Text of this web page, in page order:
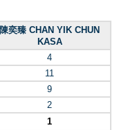
陳奕臻 CHAN YIK CHUN
KASA
4
11
9
2
1